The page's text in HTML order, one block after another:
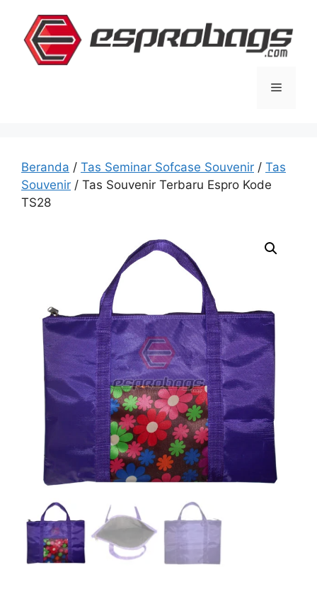
Menu
Beranda / Tas Seminar Sofcase Souvenir / Tas
Souvenir / Tas Souvenir Terbaru Espro Kode
TS28